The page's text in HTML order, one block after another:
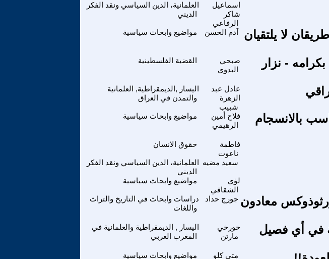
العلمانية، الدين السياسي ونقد الفكر
الديني
اسماعيل
شاكر
الرفاعي
مواضيع وابحاث سياسية آدم الحسن
لا يلتقيان
القضية الفلسطينية
صبحي
البدوي
- نزار
اليسار ,الديمقراطية, العلمانية
والتمدن في العراق
عادل عبد
الزهرة
شبيب
مواضيع وابحاث سياسية
فلاح أمين
الرهيمي
بالانسجام
حقوق الانسان
فاطمة
ناعوت
العلمانية، الدين السياسي ونقد الفكر
الديني
سعيد مضيه
مواضيع وابحاث سياسية
لؤي
الشقاقي
دراسات وابحاث في التاريخ والتراث
واللغات
جورج حداد معادون
اليسار , الديمقراطية والعلمانية في
المغرب العربي
خورخي
مارتن
في أي فصيل
مواضيع وابحاث سياسية متي كلو